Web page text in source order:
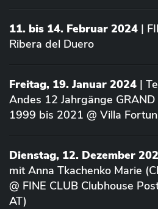
11. bis 14. Februar 2024 |
Ribera del Duero
Freitag, 19. Januar 2024 |
Andes 12 Jahrgänge
1999 bis 2021 @ Villa
Dienstag, 12. Dezember
mit Anna Tkachenko Marie
@ FINE CLUB Clubhouse
AT)